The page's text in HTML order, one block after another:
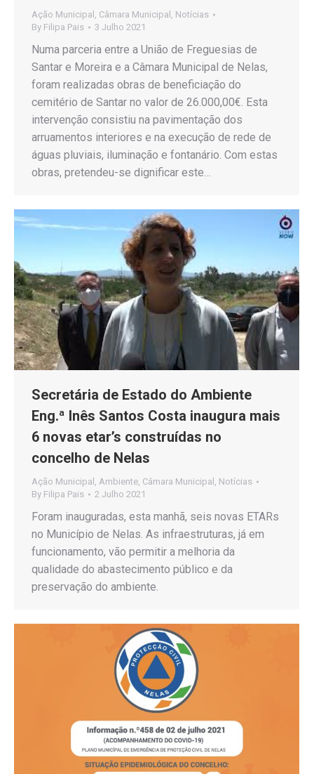
Ação Municipal Câmara Municipal
Notícias
By Filipa Pais 3 Julho 2021
Numa parceria entre a União de Freguesias de
Santar e Moreira e a Câmara Municipal de Nelas,
foram realizadas obras de beneficiação do
cemitério de Santar no valor de 26.000,00€. Esta
intervenção consistiu na pavimentação dos
arruamentos interiores e na execução de rede de
águas pluviais, iluminação e fontanário. Com estas
obras, pretendeu-se dignificar este…
Secretária de Estado do Ambiente
Eng.ª Inês Santos Costa inaugura mais
6 novas etar’s construídas no
concelho de Nelas
Ação Municipal Ambiente Câmara Municipal
Notícias
By Filipa Pais 2 Julho 2021
Foram inauguradas, esta manhã, seis novas ETARs
no Município de Nelas. As infraestruturas, já em
funcionamento, vão permitir a melhoria da
qualidade do abastecimento público e da
preservação do ambiente.